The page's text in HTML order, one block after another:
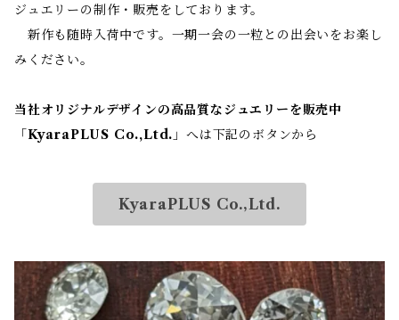
ジュエリーの制作・販売をしております。
新作も随時入荷中です。一期一会の一粒との出会いをお楽し
みください。
当社オリジナルデザインの高品質なジュエリーを販売中
「KyaraPLUS Co.,Ltd. 」へは下記のボタンから
KyaraPLUS Co.,Ltd.